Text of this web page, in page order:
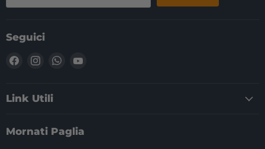
Seguici
Trovaci Trovaci Trovaci
Link Utili
Mornati Paglia